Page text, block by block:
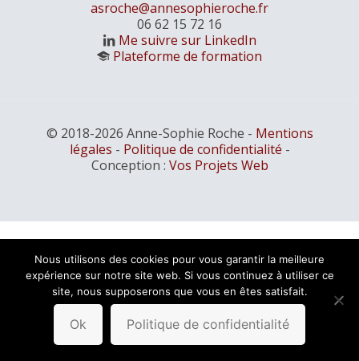
asroche@annesophieroche.fr
06 62 15 72 16
Me suivre sur LinkedIn
Plateforme de formation
© 2018-2026 Anne-Sophie Roche - Mentions
légales - Politique de confidentialité -
Conception : Vos Projets Web
Nous utilisons des cookies pour vous garantir la meilleure
expérience sur notre site web. Si vous continuez à utiliser ce
site, nous supposerons que vous en êtes satisfait.
Ok Politique de confidentialité